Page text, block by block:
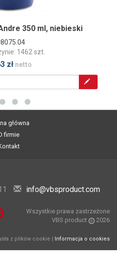
350 ml, niebieski
1462 szt.
zł netto
główna
firmie
info@vbsproduct.com
Wszystkie prawa zastrzeżone
VBS product
2026
z plików cookie | Informacja o cookies